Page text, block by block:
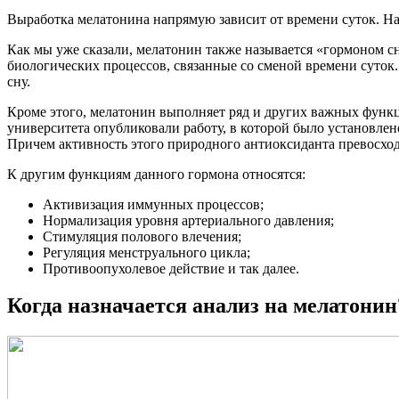
Выработка мелатонина напрямую зависит от времени суток.
Как мы уже сказали, мелатонин также называется «гормоном
биологических процессов, связанные со сменой времени
сну.
Кроме этого, мелатонин выполняет ряд и других важных
университета опубликовали работу, в которой было
Причем активность этого природного антиоксиданта
К другим функциям данного гормона относятся:
Активизация иммунных процессов;
Нормализация уровня артериального давления;
Стимуляция полового влечения;
Регуляция менструального цикла;
Противоопухолевое действие и так далее.
Когда назначается анализ на